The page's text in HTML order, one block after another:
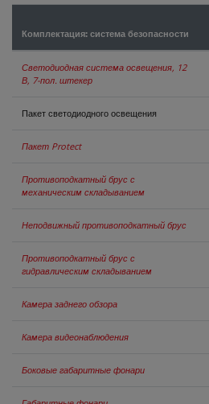
Комплектация: система безопасности
Светодиодная система освещения, 12
В, 7-пол. штекер
Пакет светодиодного освещения
Пакет Protect
Противоподкатный брус с
механическим складыванием
Неподвижный противоподкатный брус
Противоподкатный брус с
гидравлическим складыванием
Камера заднего обзора
Камера видеонаблюдения
Боковые габаритные фонари